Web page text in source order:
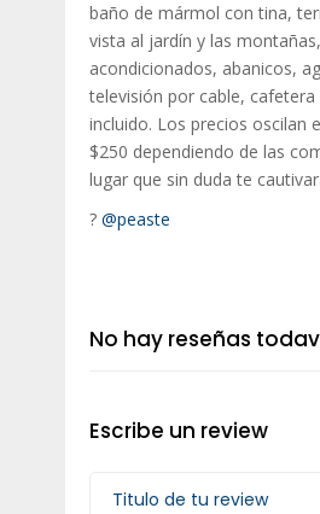
baño de mármol con tina,
vista al jardín y las
acondicionados, abanicos,
televisión por cable, cafetera
incluido. Los precios oscilan
$250 dependiendo de las
lugar que sin duda te
? @peaste
No hay reseñas
Escribe un review